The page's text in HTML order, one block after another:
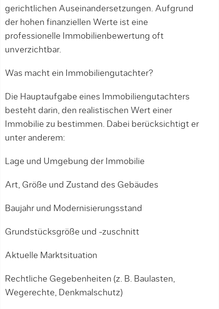
gerichtlichen Auseinandersetzungen. Aufgrund
der hohen finanziellen Werte ist eine
professionelle Immobilienbewertung oft
unverzichtbar.
Was macht ein Immobiliengutachter?
Die Hauptaufgabe eines Immobiliengutachters
besteht darin, den realistischen Wert einer
Immobilie zu bestimmen. Dabei berücksichtigt er
unter anderem:
Lage und Umgebung der Immobilie
Art, Größe und Zustand des Gebäudes
Baujahr und Modernisierungsstand
Grundstücksgröße und -zuschnitt
Aktuelle Marktsituation
Rechtliche Gegebenheiten (z. B. Baulasten,
Wegerechte, Denkmalschutz)